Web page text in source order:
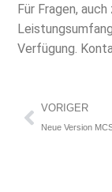
Für Fragen,
Verfügung.
Zurück
VORIGER